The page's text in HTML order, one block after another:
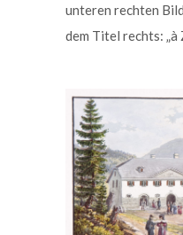
unteren rechten
dem Titel rechts: „à